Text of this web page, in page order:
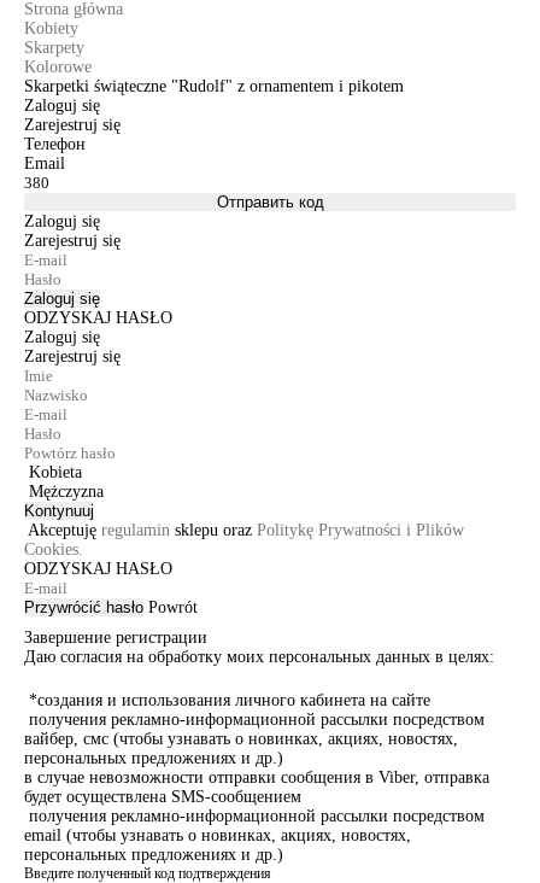
Strona główna
Kobiety
Skarpety
Kolorowe
Skarpetki świąteczne "Rudolf" z ornamentem i pikotem
Zaloguj się
Zarejestruj się
Телефон
Email
Отправить код
Zaloguj się
Zarejestruj się
Zaloguj się
ODZYSKAJ HASŁO
Zaloguj się
Zarejestruj się
Kobieta
Mężczyzna
Kontynuuj
Akceptuję regulamin sklepu oraz Politykę Prywatności i Plików
Cookies.
ODZYSKAJ HASŁO
Przywrócić hasło Powrót
Завершение регистрации
Даю согласия на обработку моих персональных данных в целях:
*создания и использования личного кабинета на сайте
получения рекламно-информационной рассылки посредством
вайбер, смс (чтобы узнавать о новинках, акциях, новостях,
персональных предложениях и др.)
в случае невозможности отправки сообщения в Viber, отправка
будет осуществлена SMS-сообщением
получения рекламно-информационной рассылки посредством
email (чтобы узнавать о новинках, акциях, новостях,
персональных предложениях и др.)
Введите полученный код подтверждения